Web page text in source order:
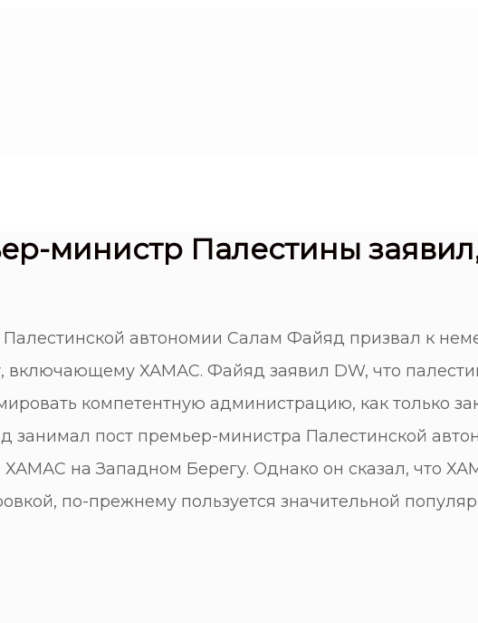
министр Палестины
автономии Салам Файяд призвал к
включающему ХАМАС. Файяд заявил DW, что
компетентную администрацию, как только
занимал пост премьер-министра Палестинской
на Западном Берегу. Однако он сказал, что
по-прежнему пользуется значительной